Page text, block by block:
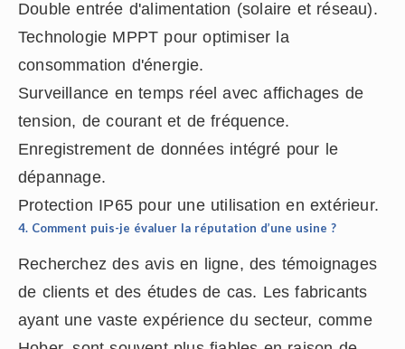
Double entrée d'alimentation (solaire et réseau).
Technologie MPPT pour optimiser la
consommation d'énergie.
Surveillance en temps réel avec affichages de
tension, de courant et de fréquence.
Enregistrement de données intégré pour le
dépannage.
Protection IP65 pour une utilisation en extérieur.
4. Comment puis-je évaluer la réputation d’une usine ?
Recherchez des avis en ligne, des témoignages
de clients et des études de cas. Les fabricants
ayant une vaste expérience du secteur, comme